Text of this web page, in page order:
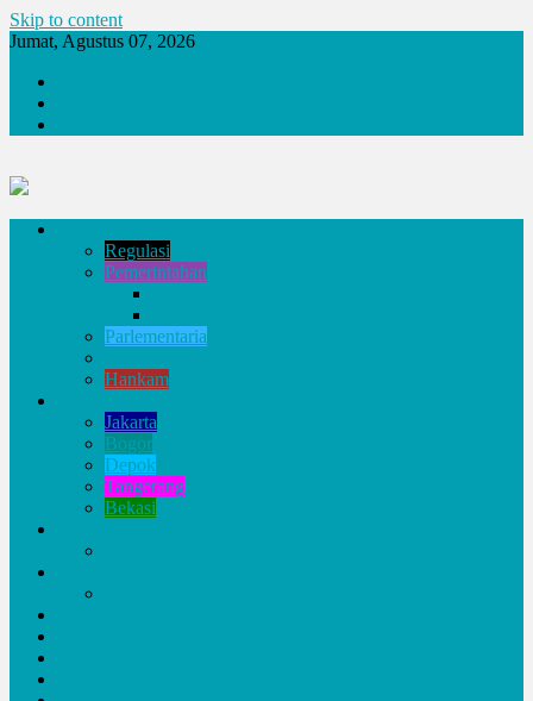
Skip to content
Jumat, Agustus 07, 2026
Regulasi
Pemerintahan
Parlementaria
Hankam
Jakarta
Bogor
Depok
Tangerang
Bekasi